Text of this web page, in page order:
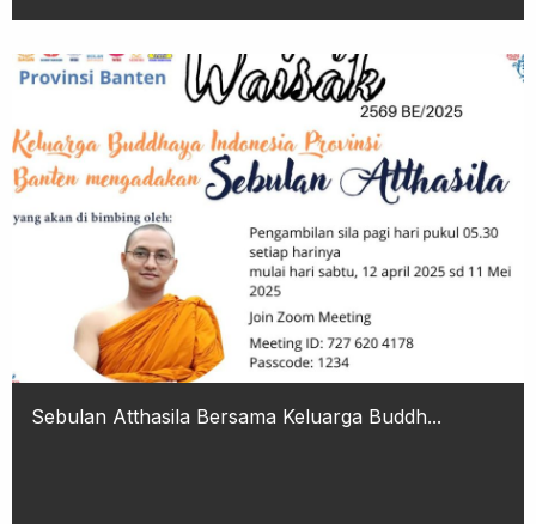
Sebulan Atthasila Bersama Keluarga Buddh...